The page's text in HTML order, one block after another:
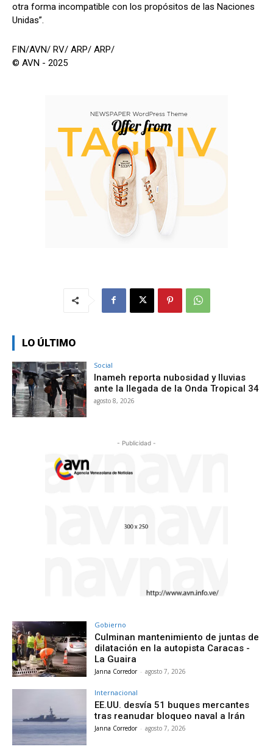
otra forma incompatible con los propósitos de las Naciones
Unidas”.
FIN/AVN/ RV/ ARP/ ARP/
© AVN - 2025
LO ÚLTIMO
Social
Inameh reporta nubosidad y lluvias
ante la llegada de la Onda Tropical 34
agosto 8, 2026
- Publicidad -
Gobierno
Culminan mantenimiento de juntas de
dilatación en la autopista Caracas -
La Guaira
Janna Corredor - agosto 7, 2026
Internacional
EE.UU. desvía 51 buques mercantes
tras reanudar bloqueo naval a Irán
Janna Corredor - agosto 7, 2026